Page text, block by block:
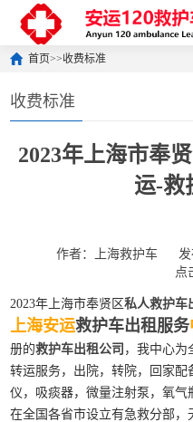
首页>>收费标准
收费标准
2023年上海市奉
运-救
作者：上海救护车
发
点
2023年上海市奉贤区私人救护车
上海安运救护车出租服务
册的救护车出租公司 ，我中心为
转运服务，出院，转院，回家
仪，吸痰器，微量注射泵，氧气
在全国各省市设立有急救分部